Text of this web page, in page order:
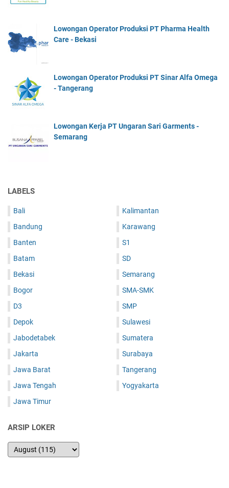
Lowongan Operator Produksi PT Pharma Health
Care - Bekasi
Lowongan Operator Produksi PT Sinar Alfa Omega
- Tangerang
Lowongan Kerja PT Ungaran Sari Garments -
Semarang
LABELS
Bali
Bandung
Banten
Batam
Bekasi
Bogor
D3
Depok
Jabodetabek
Jakarta
Jawa Barat
Jawa Tengah
Jawa Timur
Kalimantan
Karawang
S1
SD
Semarang
SMA-SMK
SMP
Sulawesi
Sumatera
Surabaya
Tangerang
Yogyakarta
ARSIP LOKER